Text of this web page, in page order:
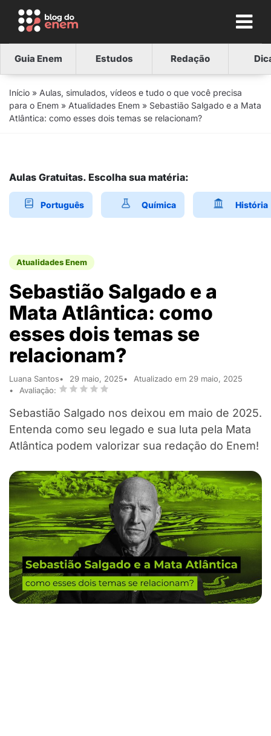
Guia Enem Estudos Redação
Início » Aulas, simulados, vídeos e tudo o que você precisa
para o Enem » Atualidades Enem » Sebastião Salgado e a Mata
Atlântica: como esses dois temas se relacionam?
Aulas Gratuitas. Escolha sua matéria:
Português Química História
Atualidades Enem
Sebastião Salgado e a
Mata Atlântica: como
esses dois temas se
relacionam?
Luana Santos 29 maio, 2025
Atualizado em 29 maio, 2025
Avaliação:
Sebastião Salgado nos deixou em maio de 2025.
Entenda como seu legado e sua luta pela Mata
Atlântica podem valorizar sua redação do Enem!